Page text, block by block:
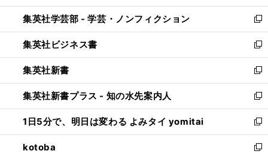
開
く
ウ
で
開
く
ン
ド
ウ
で
開
く
ウ
ィ
ン
ド
ウ
で
開
く
集英社学芸部 - 学芸・ノンフィクション
新
し
い
ウ
ィ
ン
ド
ウ
で
開
く
集英社ビジネス書
新
し
い
ウ
ィ
ン
ド
ウ
で
集英社新書
新
し
い
ウ
ィ
ン
ド
集英社新書プラス - 知の水先案内人
新
し
い
ウ
ィ
1日5分で、明日は変わる よみタイ yomitai
新
し
い
kotoba
新